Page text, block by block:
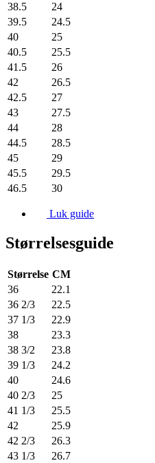
38.5
24
39.5
24.5
40
25
40.5
25.5
41.5
26
42
26.5
42.5
27
43
27.5
44
28
44.5
28.5
45
29
45.5
29.5
46.5
30
Luk guide
Størrelsesguide
Størrelse CM
36
22.1
36 2/3
22.5
37 1/3
22.9
38
23.3
38 3/2
23.8
39 1/3
24.2
40
24.6
40 2/3
25
41 1/3
25.5
42
25.9
42 2/3
26.3
43 1/3
26.7